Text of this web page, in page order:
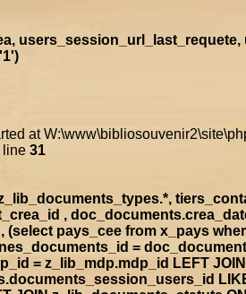
at
line 31
,
pays_cee from x_pays
=
= z_lib_mdp.mdp_id LEFT